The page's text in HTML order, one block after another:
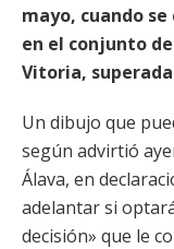
mayo, cuando
en el conjunto
Vitoria,
Un dibujo que
según advirtió
Álava, en
adelantar si
decisión» que le